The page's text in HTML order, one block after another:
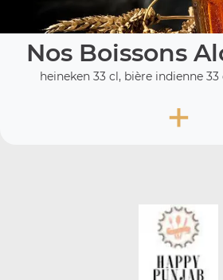
Nos Boissons
heineken 33 cl, bière indienne 33
+